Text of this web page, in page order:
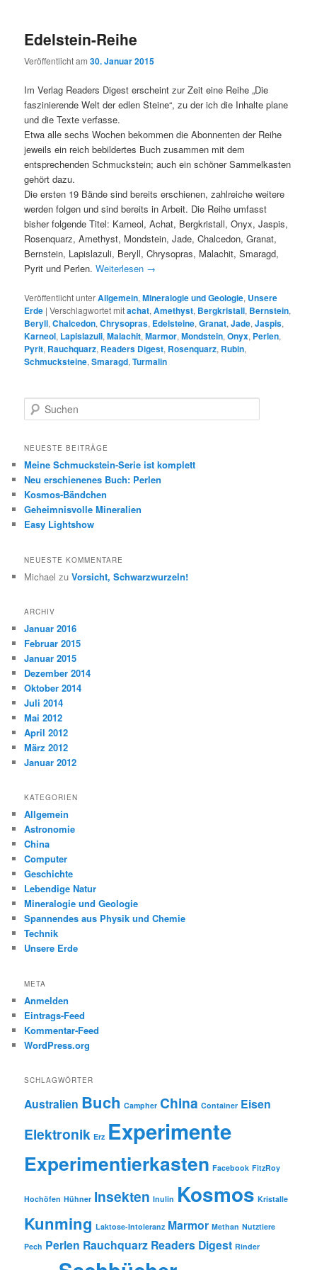
Edelstein-Reihe
Veröffentlicht am30. Januar 2015
Im Verlag Readers Digest erscheint zur Zeit eine Reihe „Die
faszinierende Welt der edlen Steine“, zu der ich die Inhalte plane
und die Texte verfasse.
Etwa alle sechs Wochen bekommen die Abonnenten der Reihe
jeweils ein reich bebildertes Buch zusammen mit dem
entsprechenden Schmuckstein; auch ein schöner Sammelkasten
gehört dazu.
Die ersten 19 Bände sind bereits erschienen, zahlreiche weitere
werden folgen und sind bereits in Arbeit. Die Reihe umfasst
bisher folgende Titel: Karneol, Achat, Bergkristall, Onyx, Jaspis,
Rosenquarz, Amethyst, Mondstein, Jade, Chalcedon, Granat,
Bernstein, Lapislazuli, Beryll, Chrysopras, Malachit, Smaragd,
Pyrit und Perlen.Weiterlesen →
Veröffentlicht unterAllgemein,Mineralogie und Geologie, Unsere
Erde |Verschlagwortet mitachat,Amethyst, Bergkristall, Bernstein,
Beryll,Chalcedon,Chrysopras, Edelsteine,Granat,Jade,Jaspis,
Karneol, Lapislazuli,Malachit,Marmor,Mondstein,Onyx, Perlen,
Pyrit, Rauchquarz, Readers Digest, Rosenquarz, Rubin,
Schmucksteine,Smaragd,Turmalin
u
h
n
NEUESTE BEITRÄGE
Meine Schmuckstein-Serie ist komplett
Neu erschienenes Buch: Perlen
Kosmos-Bändchen
Geheimnisvolle Mineralien
Easy Lightshow
NEUESTE KOMMENTARE
Michael zuVorsicht, Schwarzwurzeln!
ARCHIV
Januar 2016
Februar 2015
Januar 2015
Dezember 2014
Oktober 2014
Juli 2014
Mai 2012
April 2012
März 2012
Januar 2012
KATEGORIEN
Allgemein
Astronomie
China
Computer
Geschichte
Lebendige Natur
Mineralogie und Geologie
Spannendes aus Physik und Chemie
Technik
Unsere Erde
META
Anmelden
Eintrags-Feed
Kommentar-Feed
WordPress.org
SCHLAGWÖRTER
Australien Buch Campher China Container Eisen
Elektronik Erz Experimente
Experimentierkasten Facebook FitzRoy
Hochöfen Hühner Insekten Inulin Kosmos Kristalle
Kunming Laktose-Intoleranz Marmor Methan Nutztiere
Pech Perlen Rauchquarz Readers Digest Rinder